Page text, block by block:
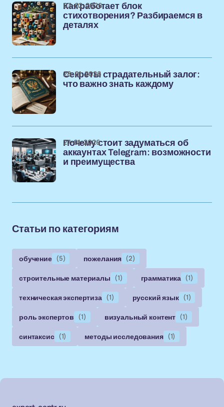
Как работает блок
стихотворения? Разбираемся в
деталях
03-02-2026
Секреты страдательный залог:
что важно знать каждому
28-01-2026
Почему стоит задуматься об
аккаунтах Telegram: возможности
и преимущества
27-01-2026
Статьи по категориям
обучение (5) пожелания (2)
строительные материалы (1) грамматика (1)
техническая экспертиза (1) русский язык (1)
роль экспертов (1) визуальный контент (1)
синтаксис (1) методы исследования (1)